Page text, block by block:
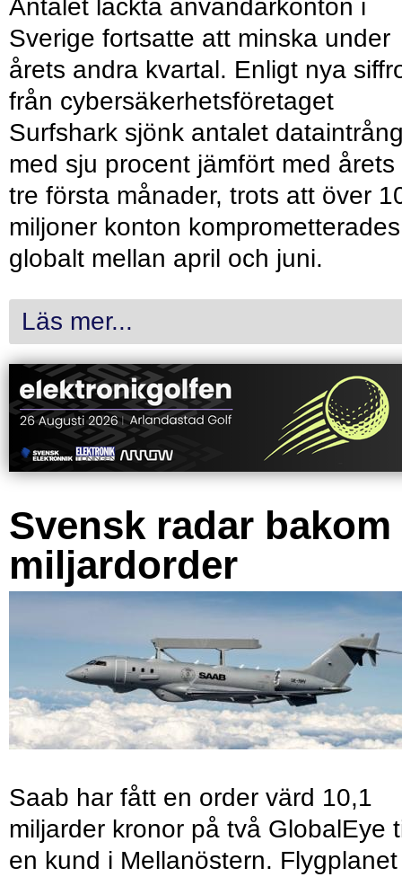
Antalet läckta användarkonton i
Sverige fortsatte att minska under
årets andra kvartal. Enligt nya
från cybersäkerhetsföretaget
Surfshark sjönk antalet
med sju procent jämfört med årets
tre första månader, trots att över
miljoner konton komprometterades
globalt mellan april och juni.
Läs mer...
Svensk radar bakom
miljardorder
Saab har fått en order värd 10,1
miljarder kronor på två GlobalEye
en kund i Mellanöstern.